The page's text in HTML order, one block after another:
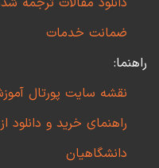
ضمانت خدمات
راهنما:
نقشه سایت پورتال
راهنمای خرید و
دانشگاهیان